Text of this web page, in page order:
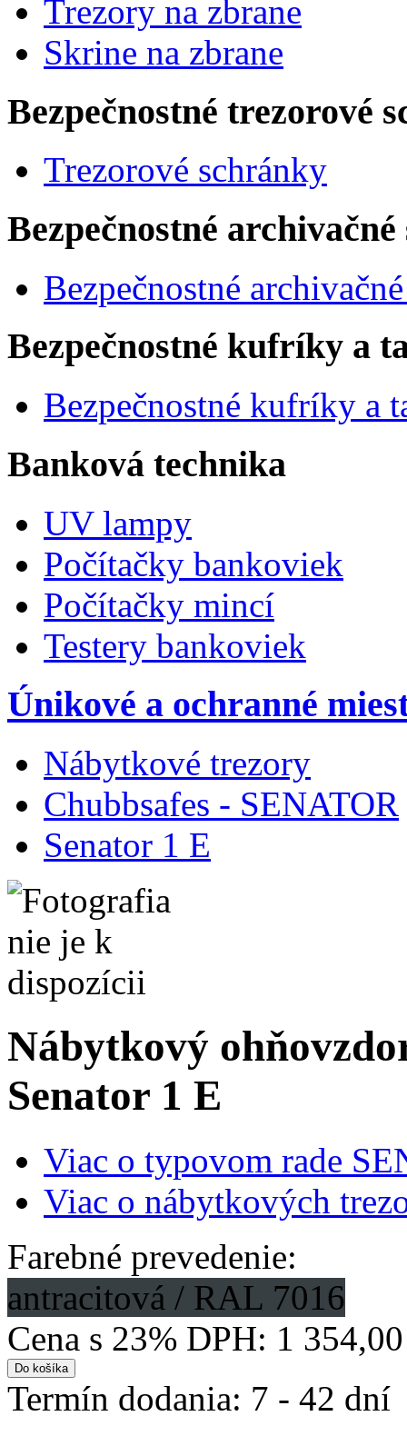
Trezory na zbrane
Skrine na zbrane
Bezpečnostné trezorové
Trezorové schránky
Bezpečnostné
Bezpečnostné
Bezpečnostné kufríky a
Bezpečnostné kufríky a
Banková technika
UV lampy
Počítačky bankoviek
Počítačky mincí
Testery bankoviek
Únikové a ochranné
Nábytkové trezory
Chubbsafes - SENATOR
Senator 1 E
Nábytkový
Senator 1 E
Viac o typovom rade
Viac o nábytkových
Farebné prevedenie:
antracitová / RAL 7016
Cena s 23% DPH: 1
Do košíka
Termín dodania: 7 - 42 dní